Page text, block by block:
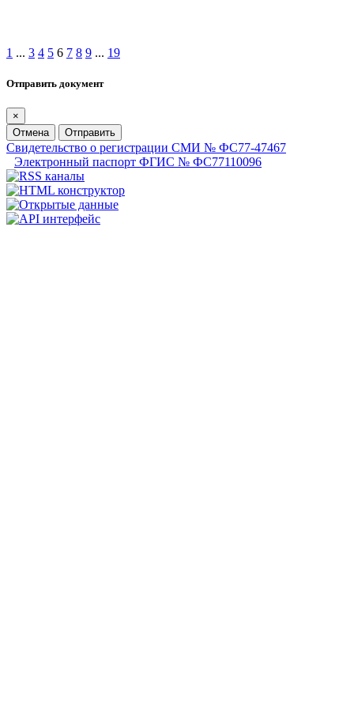
1 ... 3 4 5 6 7 8 9 ... 19
Отправить документ
×
Отмена
Отправить
Свидетельство о регистрации СМИ № ФС77-47467
Электронный паспорт ФГИС № ФС77110096